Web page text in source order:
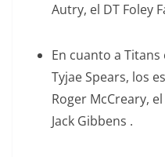
Autry, el DT Foley
En cuanto a
Tyjae Spears, los
Roger McCreary,
Jack Gibbens .